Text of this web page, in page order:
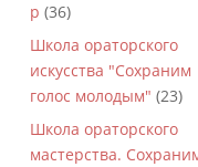
р (36)
Школа ораторского
искусства "Сохраним
голос молодым" (23)
Школа ораторского
мастерства.